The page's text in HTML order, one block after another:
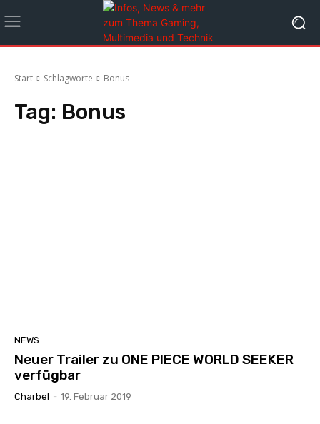
Start Schlagworte Bonus
Tag: Bonus
NEWS
Neuer Trailer zu ONE PIECE WORLD SEEKER
verfügbar
Charbel - 19. Februar 2019